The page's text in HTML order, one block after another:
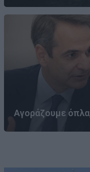
Αγοράζουμε